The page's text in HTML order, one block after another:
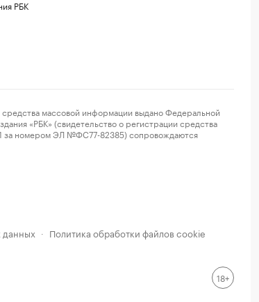
РБК
массовой информации выдано Федеральной
«РБК» (свидетельство о регистрации средства
за номером ЭЛ №ФС77-82385) сопровождаются
данных · Политика обработки файлов cookie
18+